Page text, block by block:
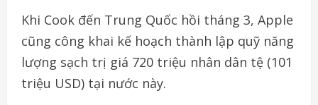
Khi Cook đến Trung Quốc hồi tháng 3, Apple
cũng công khai kế hoạch thành lập quỹ năng
lượng sạch trị giá 720 triệu nhân dân tệ (101
triệu USD) tại nước này.